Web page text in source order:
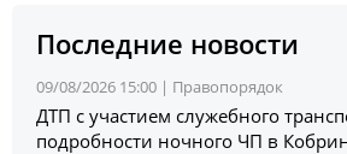
Последние новости
09/08/2026 15:00 | Правопорядок
ДТП с участием служебного
подробности ночного ЧП в